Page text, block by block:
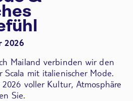
2026
Mailand verbinden wir den
Scala mit italienischer Mode.
voller Kultur, Atmosphäre
Sie.